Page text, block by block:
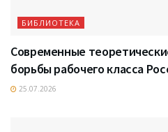
БИБЛИОТЕКА
Современные
борьбы рабочего класса
25.07.2026